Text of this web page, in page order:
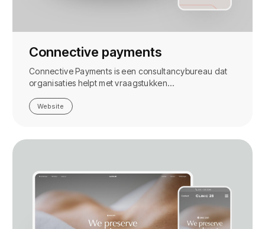
Connective payments
Connective Payments is een consultancybureau dat
organisaties helpt met vraagstukken…
Website